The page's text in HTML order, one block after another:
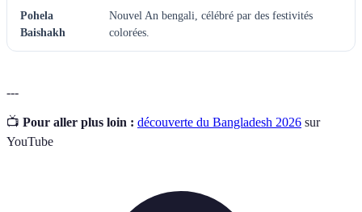
Pohela
Baishakh
Nouvel An bengali, célébré par des festivités
colorées.
---
📺 Pour aller plus loin : découverte du Bangladesh 2026 sur
YouTube